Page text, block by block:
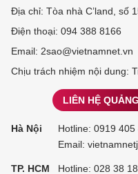
Địa chỉ: Tòa nhà C’land, số
Điện thoại: 094 388 8166
Email: 2sao@vietnamnet.vn
Chịu trách nhiệm nội dung:
LIÊN HỆ
Hà Nội Hotline: 0919 405
Email:
TP. HCM Hotline: 028 38